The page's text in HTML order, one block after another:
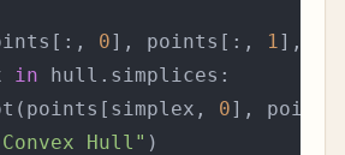
0], points[:, 1],
in hull.simplices:
0],
Hull" )